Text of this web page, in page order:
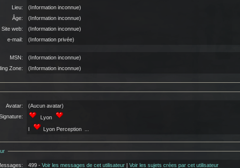
Lieu:
(Information inconnue)
Âge:
(Information inconnue)
Site web:
(Information inconnue)
e-mail:
(Information privée)
MSN:
(Information inconnue)
Zone:
(Information inconnue)
Avatar:
(Aucun avatar)
Lyon
I
Lyon Perception ...
499 - Voir les messages de cet utilisateur | Voir les sujets crées par cet utilisateur